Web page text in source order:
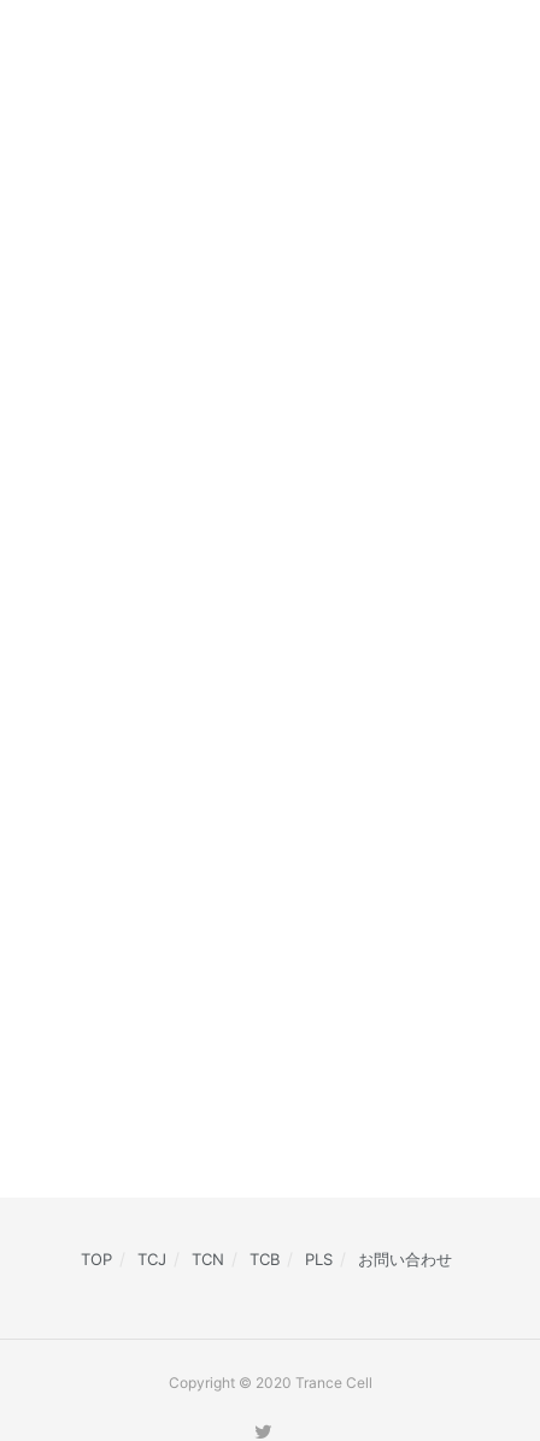
TOP TCJ TCN TCB PLS お問い合わせ
Copyright © 2020 Trance Cell